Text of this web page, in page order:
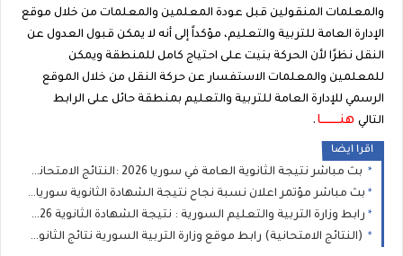
والمعلمات المنقولين قبل عودة المعلمين والمعلمات من خلال موقع
الإدارة العامة للتربية والتعليم، مؤكداً إلى أنه لا يمكن قبول العدول عن
النقل نظرًا لأن الحركة بنيت على احتياج كامل للمنطقة ويمكن
للمعلمين والمعلمات الاستفسار عن حركة النقل من خلال الموقع
الرسمي للإدارة العامة للتربية والتعليم بمنطقة حائل على الرابط
التالي هنــــــــــا.
اقرا ايضا
بث مباشر نتيجة الثانوية العامة في سوريا 2026 :النتائج الامتحانية المهنية للطلاب النظاميين الاحرار و الراسبين (البكالوريا )
بث مباشر مؤتمر اعلان نسبة نجاح نتيجة الشهادة الثانوية سوريا 2026 :نتائج البكالوريا وزارة التربية السورية
رابط وزارة التربية والتعليم السورية : نتيجة الشهادة الثانوية 2026 نتائج البكالوريا برقم الاكتتاب
(النتائج الامتحانية) رابط موقع وزارة التربية السورية نتائج الثانوية العامة في سوريا 2026 نتيجة البكالوريا حسب الاسم ورقم الاكتتاب